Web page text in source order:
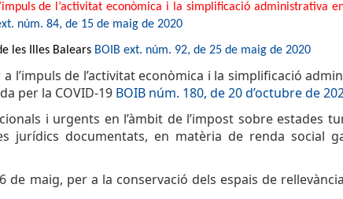
de l’activitat econòmica i la simplificació administrativa
núm. 84, de 15 de maig de 2020
les Illes Balears BOIB ext. núm. 92, de 25 de maig de 2020
l’impuls de l’activitat econòmica i la simplificació
per la COVID-19 BOIB núm. 180, de 20 d’octubre de
i urgents en l’àmbit de l’impost sobre estades
jurídics documentats, en matèria de renda social
maig, per a la conservació dels espais de